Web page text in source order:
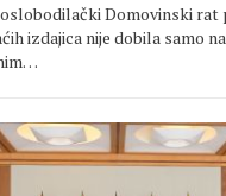
Domovinski
izdajica nije dobila samo